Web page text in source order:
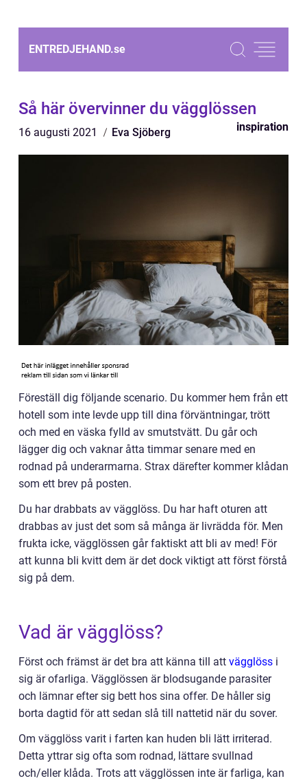
ENTREDJEHAND.se
Så här övervinner du vägglössen
16 augusti 2021 Eva Sjöberg inspiration
Föreställ dig följande scenario. Du kommer hem från ett
hotell som inte levde upp till dina förväntningar, trött
och med en väska fylld av smutstvätt. Du går och
lägger dig och vaknar åtta timmar senare med en
rodnad på underarmarna. Strax därefter kommer klådan
som ett brev på posten.
Du har drabbats av vägglöss. Du har haft oturen att
drabbas av just det som så många är livrädda för. Men
frukta icke, vägglössen går faktiskt att bli av med! För
att kunna bli kvitt dem är det dock viktigt att först förstå
sig på dem.
Vad är vägglöss?
Först och främst är det bra att känna till att vägglöss i
sig är ofarliga. Vägglössen är blodsugande parasiter
och lämnar efter sig bett hos sina offer. De håller sig
borta dagtid för att sedan slå till nattetid när du sover.
Om vägglöss varit i farten kan huden bli lätt irriterad.
Detta yttrar sig ofta som rodnad, lättare svullnad
och/eller klåda. Trots att vägglössen inte är farliga, kan